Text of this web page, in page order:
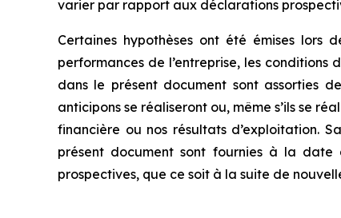
varier par rapport aux déclarations
Certaines hypothèses ont été émises lors
performances de l’entreprise, les
dans le présent document sont assorties
anticipons se réaliseront ou, même s’ils se
financière ou nos résultats d’exploitation.
présent document sont fournies à la
prospectives, que ce soit à la suite de